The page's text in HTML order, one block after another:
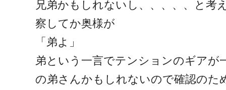
兄弟かもしれないし、、、、、と考
察してか奥様が
「弟よ」
弟という一言でテンションのギアが
の弟さんかもしれないので確認のた